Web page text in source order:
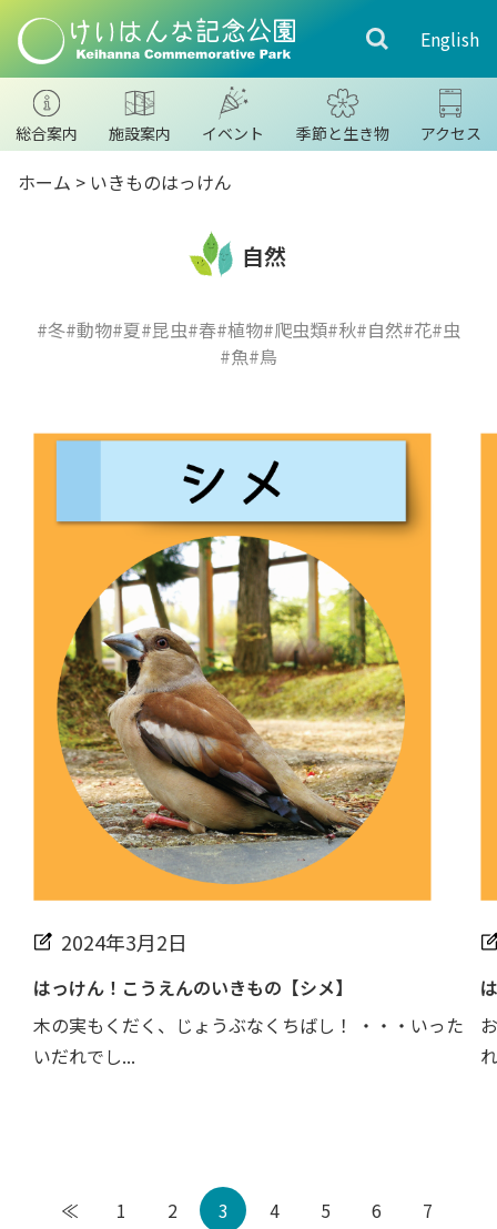
English
総合案内 施設案内 イベント 季節と生き物 アクセス
ホーム > いきものはっけん
自然
#冬#動物#夏#昆虫#春#植物#爬虫類#秋#自然#花#虫
#魚#鳥
2024年3月2日
はっけん！こうえんのいきもの【シメ】
木の実もくだく、じょうぶなくちばし！ ・・・いった
いだれでし...
≪ 1 2 3 4 5 6
7